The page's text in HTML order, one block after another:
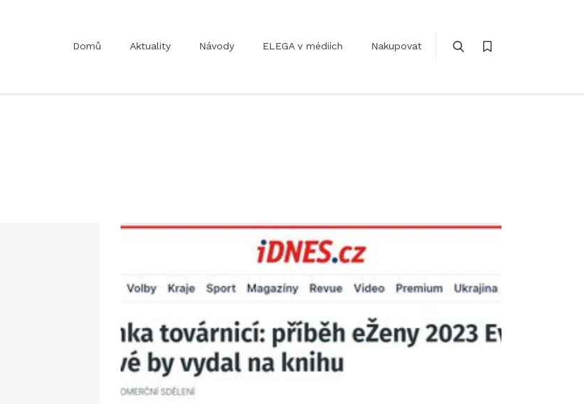
Domů Aktuality Návody ELEGA v médiích Nakupovat